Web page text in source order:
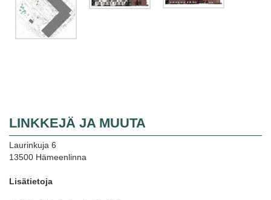
LINKKEJÄ JA MUUTA
Laurinkuja 6
13500 Hämeenlinna
Lisätietoja